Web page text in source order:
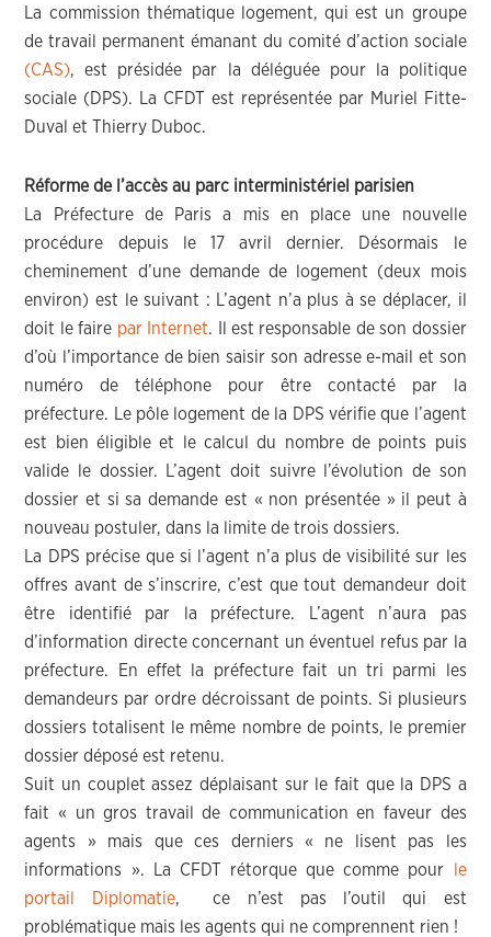
La commission thématique logement, qui est un groupe
de travail permanent émanant du comité d’action sociale
(CAS), est présidée par la déléguée pour la politique
sociale (DPS). La CFDT est représentée par Muriel Fitte-
Duval et Thierry Duboc.
Réforme de l’accès au parc interministériel parisien
La Préfecture de Paris a mis en place une nouvelle
procédure depuis le 17 avril dernier. Désormais le
cheminement d’une demande de logement (deux mois
environ) est le suivant : L’agent n’a plus à se déplacer, il
doit le faire par Internet. Il est responsable de son dossier
d’où l’importance de bien saisir son adresse e-mail et son
numéro de téléphone pour être contacté par la
préfecture. Le pôle logement de la DPS vérifie que l’agent
est bien éligible et le calcul du nombre de points puis
valide le dossier. L’agent doit suivre l’évolution de son
dossier et si sa demande est « non présentée » il peut à
nouveau postuler, dans la limite de trois dossiers.
La DPS précise que si l’agent n’a plus de visibilité sur les
offres avant de s’inscrire, c’est que tout demandeur doit
être identifié par la préfecture. L’agent n’aura pas
d’information directe concernant un éventuel refus par la
préfecture. En effet la préfecture fait un tri parmi les
demandeurs par ordre décroissant de points. Si plusieurs
dossiers totalisent le même nombre de points, le premier
dossier déposé est retenu.
Suit un couplet assez déplaisant sur le fait que la DPS a
fait « un gros travail de communication en faveur des
agents » mais que ces derniers « ne lisent pas les
informations ». La CFDT rétorque que comme pour
le
portail Diplomatie, ce n’est pas l’outil qui est
problématique mais les agents qui ne comprennent rien !